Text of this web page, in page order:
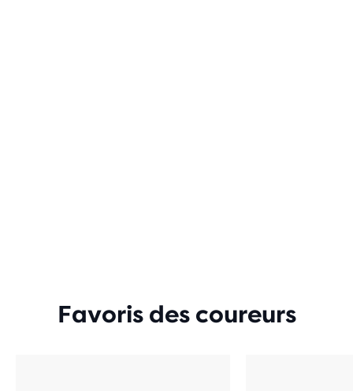
Favoris des coureurs